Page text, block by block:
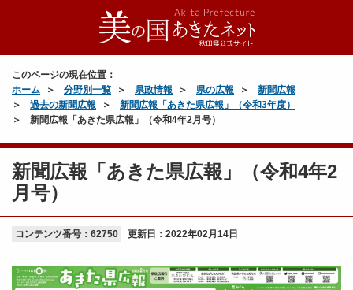
このページの現在位置：
ホーム
分野別一覧 県政情報 県の広報
新聞広報
過去の新聞広報
新聞広報「あきた県広報」（令和3年度）
新聞広報「あきた県広報」（令和4年2月号）
新聞広報「あきた県広報」（令和4年2
月号）
コンテンツ番号：62750 更新日： 2022年02月14日